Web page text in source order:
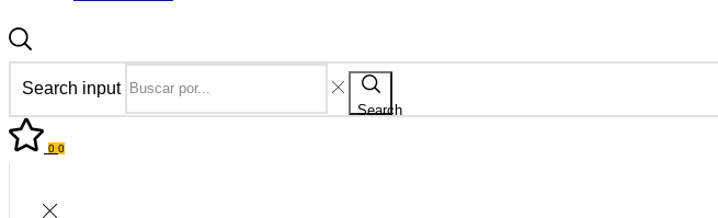
Search input
Search
0 0